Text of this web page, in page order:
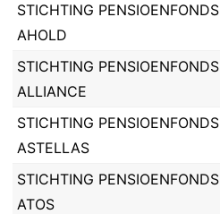
STICHTING PENSIOENFONDS
AHOLD
STICHTING PENSIOENFONDS
ALLIANCE
STICHTING PENSIOENFONDS
ASTELLAS
STICHTING PENSIOENFONDS
ATOS